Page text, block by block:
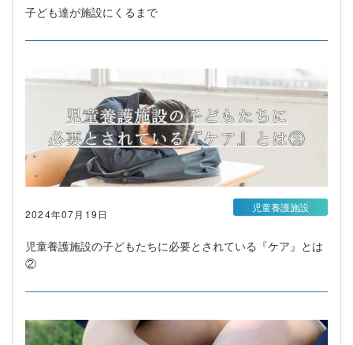
子ども達が施設にくるまで
2024年07月19日
児童養護施設の子どもたちに必要とされている『ケア』とは
②
児童養護施設